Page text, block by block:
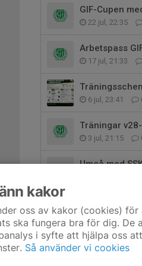
GIF-Cupen
22 jul, 22:35
Arbetspass
17 jul, 21:33
6 jul, 23:41
Träningar
3 jul, 21:15
Umeå med
27 jun, 19:44
kakor
oss av kakor (cookies)
ska fungera bra för dig. De
i syfte att hjälpa oss
Så använder vi cookies